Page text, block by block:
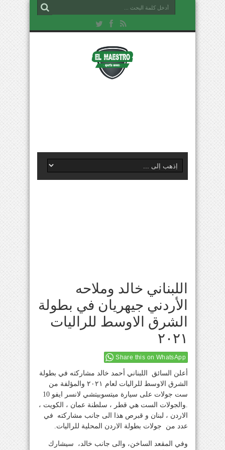
اللبناني خالد وملاحه
الأردني جيهريان في بطولة
الشرق الاوسط للراليات
٢٠٢١
Share this on WhatsApp
أعلن السائق اللبناني أحمد خالد مشاركته في بطولة
الشرق الاوسط للراليات لعام ٢٠٢١ والمؤلفة من
ست جولات على سيارة ميتسوبيتشي لانسر ايفو 10
.والجولات الست هي قطر ، سلطنة عمان ، الكويت ،
الاردن ، لبنان و قبرص هذا الى جانب مشاركته في
عدد من جولات بطولة الاردن المحلية للراليات.
وفي المقعد الساخن، والى جانب خالد، سيشارك